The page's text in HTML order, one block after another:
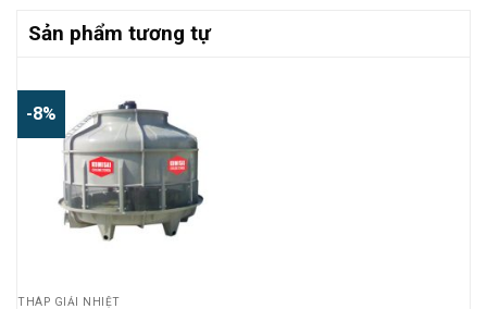
Sản phẩm tương tự
-8%
THÁP GIẢI NHIỆT